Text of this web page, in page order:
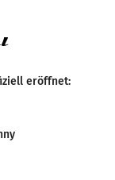
eröffnet: